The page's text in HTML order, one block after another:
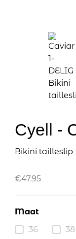
Cyell -
Bikini tailleslip
€47.95
Maat
36
38